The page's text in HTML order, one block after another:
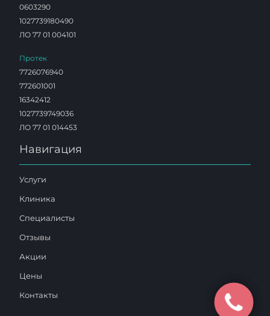
0603290
1027739180490
ЛО 77 01 004101
Протек
7726076940
772601001
16342412
1027739749036
ЛО 77 01 014453
Навигация
Услуги
Клиника
Специалисты
Отзывы
Акции
Цены
Контакты